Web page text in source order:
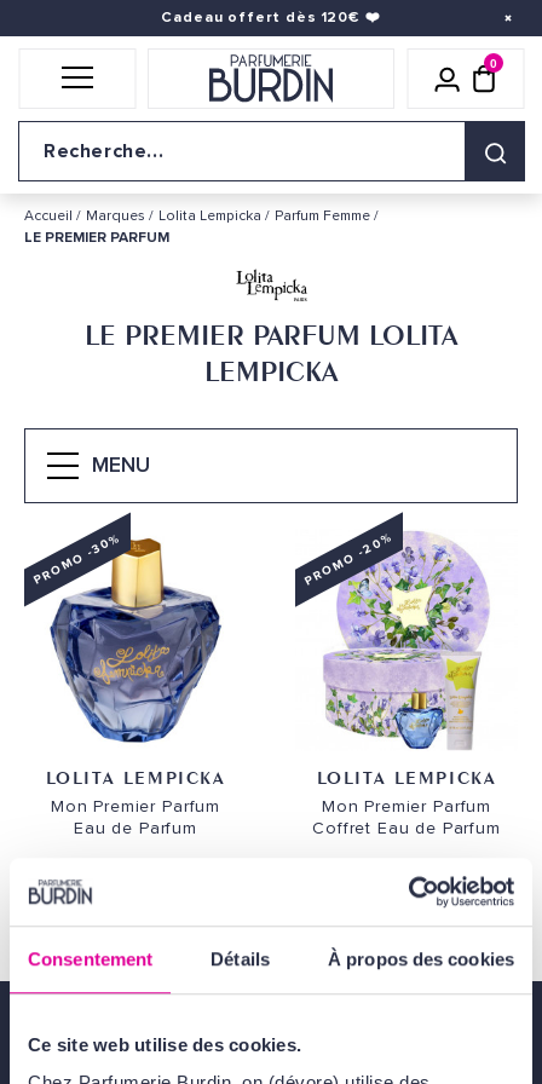
Consentement Détails À propos des cookies
Ce site web utilise des cookies.
Accueil Marques Lolita Lempicka
Parfum Femme
LE PREMIER PARFUM
LE PREMIER PARFUM LOLITA
LEMPICKA
MENU
PROMO -30%
LOLITA LEMPICKA
Mon Premier Parfum
Eau de Parfum
83,00 €
PROMO -20%
LOLITA LEMPICKA
Mon Premier Parfum
Coffret Eau de Parfum
63,20 €
Livraison gratuitedès 49€
Cadeau offert dès 120€ ❤️
Icône
0